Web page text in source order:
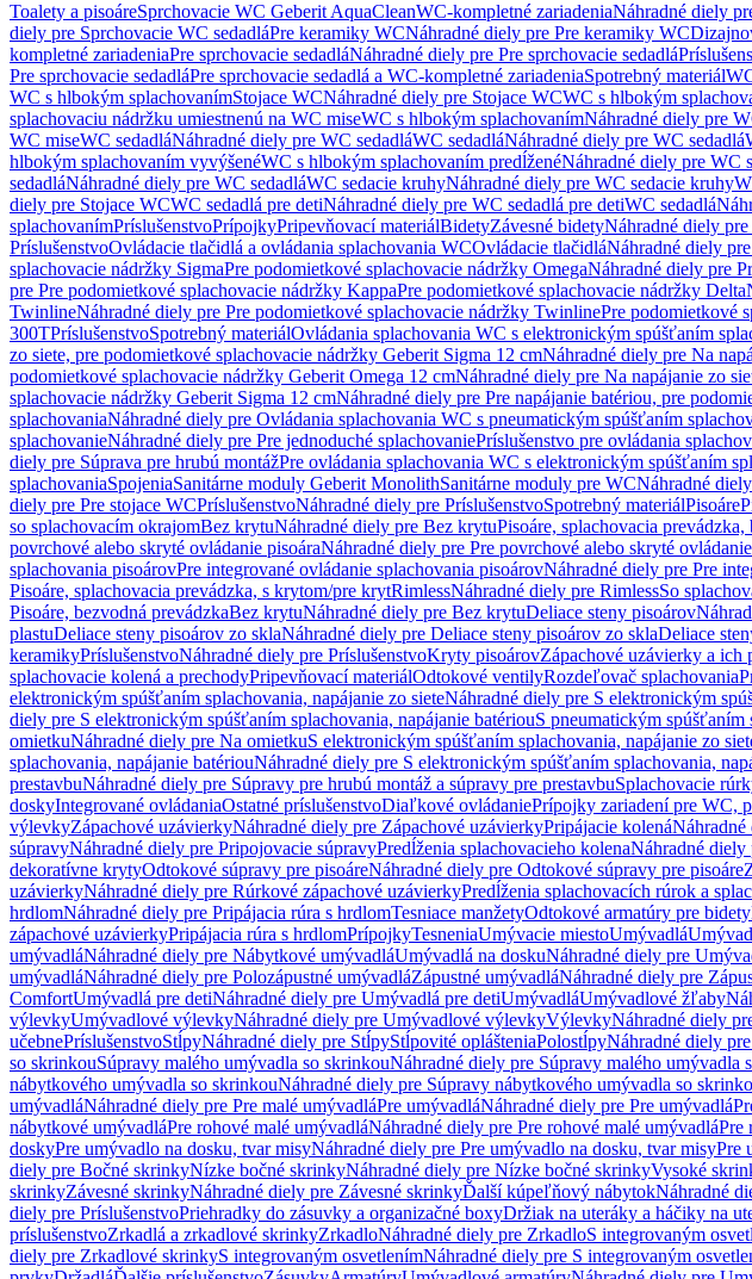
Toalety a pisoáreSprchovacie WC Geberit AquaCleanWC-kompletné zariadeniaNáhradné diely
diely pre Sprchovacie WC sedadláPre keramiky WCNáhradné diely pre Pre keramiky WC
kompletné zariadeniaPre sprchovacie sedadláNáhradné diely pre Pre sprchovacie sedadlá
Pre sprchovacie sedadláPre sprchovacie sedadlá a WC-kompletné zariadeniaSpotrebný materiál
WC s hlbokým splachovanímStojace WCNáhradné diely pre Stojace WCWC s hlbokým
splachovaciu nádržku umiestnenú na WC miseWC s hlbokým splachovanímNáhradné diely pre
WC miseWC sedadláNáhradné diely pre WC sedadláWC sedadláNáhradné diely pre WC sedadlá
hlbokým splachovaním vyvýšenéWC s hlbokým splachovaním predĺženéNáhradné diely pre WC
sedadláNáhradné diely pre WC sedadláWC sedacie kruhyNáhradné diely pre WC sedacie kruhy
diely pre Stojace WCWC sedadlá pre detiNáhradné diely pre WC sedadlá pre detiWC sedadlá
splachovanímPríslušenstvoPrípojkyPripevňovací materiálBidetyZávesné bidetyNáhradné diely
PríslušenstvoOvládacie tlačidlá a ovládania splachovania WCOvládacie tlačidláNáhradné diely
splachovacie nádržky SigmaPre podomietkové splachovacie nádržky OmegaNáhradné diely pre
pre Pre podomietkové splachovacie nádržky KappaPre podomietkové splachovacie nádržky Delta
TwinlineNáhradné diely pre Pre podomietkové splachovacie nádržky TwinlinePre podomietkové
300TPríslušenstvoSpotrebný materiálOvládania splachovania WC s elektronickým spúšťaním
zo siete, pre podomietkové splachovacie nádržky Geberit Sigma 12 cmNáhradné diely pre Na
podomietkové splachovacie nádržky Geberit Omega 12 cmNáhradné diely pre Na napájanie zo
splachovacie nádržky Geberit Sigma 12 cmNáhradné diely pre Pre napájanie batériou, pre
splachovaniaNáhradné diely pre Ovládania splachovania WC s pneumatickým spúšťaním
splachovanieNáhradné diely pre Pre jednoduché splachovaniePríslušenstvo pre ovládania
diely pre Súprava pre hrubú montážPre ovládania splachovania WC s elektronickým spúšťaním
splachovaniaSpojeniaSanitárne moduly Geberit MonolithSanitárne moduly pre WCNáhradné
diely pre Pre stojace WCPríslušenstvoNáhradné diely pre PríslušenstvoSpotrebný materiálPisoáre
so splachovacím okrajomBez krytuNáhradné diely pre Bez krytuPisoáre, splachovacia
povrchové alebo skryté ovládanie pisoáraNáhradné diely pre Pre povrchové alebo skryté
splachovania pisoárovPre integrované ovládanie splachovania pisoárovNáhradné diely pre Pre
Pisoáre, splachovacia prevádzka, s krytom/pre krytRimlessNáhradné diely pre RimlessSo
Pisoáre, bezvodná prevádzkaBez krytuNáhradné diely pre Bez krytuDeliace steny pisoárov
plastuDeliace steny pisoárov zo sklaNáhradné diely pre Deliace steny pisoárov zo sklaDeliace
keramikyPríslušenstvoNáhradné diely pre PríslušenstvoKryty pisoárovZápachové uzávierky a ich
splachovacie kolená a prechodyPripevňovací materiálOdtokové ventilyRozdeľovač splachovania
elektronickým spúšťaním splachovania, napájanie zo sieteNáhradné diely pre S elektronickým
diely pre S elektronickým spúšťaním splachovania, napájanie batériouS pneumatickým spúšťaním
omietkuNáhradné diely pre Na omietkuS elektronickým spúšťaním splachovania, napájanie zo
splachovania, napájanie batériouNáhradné diely pre S elektronickým spúšťaním splachovania,
prestavbuNáhradné diely pre Súpravy pre hrubú montáž a súpravy pre prestavbuSplachovacie
doskyIntegrované ovládaniaOstatné príslušenstvoDiaľkové ovládaniePrípojky zariadení pre WC,
výlevkyZápachové uzávierkyNáhradné diely pre Zápachové uzávierkyPripájacie kolenáNáhradné
súpravyNáhradné diely pre Pripojovacie súpravyPredĺženia splachovacieho kolenaNáhradné diely
dekoratívne krytyOdtokové súpravy pre pisoáreNáhradné diely pre Odtokové súpravy pre pisoáre
uzávierkyNáhradné diely pre Rúrkové zápachové uzávierkyPredĺženia splachovacích rúrok a
hrdlomNáhradné diely pre Pripájacia rúra s hrdlomTesniace manžetyOdtokové armatúry pre bidety
zápachové uzávierkyPripájacia rúra s hrdlomPrípojkyTesneniaUmývacie miestoUmývadlá
umývadláNáhradné diely pre Nábytkové umývadláUmývadlá na doskuNáhradné diely pre
umývadláNáhradné diely pre Polozápustné umývadláZápustné umývadláNáhradné diely pre
ComfortUmývadlá pre detiNáhradné diely pre Umývadlá pre detiUmývadláUmývadlové žľaby
výlevkyUmývadlové výlevkyNáhradné diely pre Umývadlové výlevkyVýlevkyNáhradné diely
učebnePríslušenstvoStĺpyNáhradné diely pre StĺpyStĺpovité oplášteniaPolostĺpyNáhradné diely
so skrinkouSúpravy malého umývadla so skrinkouNáhradné diely pre Súpravy malého umývadla
nábytkového umývadla so skrinkouNáhradné diely pre Súpravy nábytkového umývadla so
umývadláNáhradné diely pre Pre malé umývadláPre umývadláNáhradné diely pre Pre umývadlá
nábytkové umývadláPre rohové malé umývadláNáhradné diely pre Pre rohové malé umývadláPre
doskyPre umývadlo na dosku, tvar misyNáhradné diely pre Pre umývadlo na dosku, tvar misyPre
diely pre Bočné skrinkyNízke bočné skrinkyNáhradné diely pre Nízke bočné skrinkyVysoké
skrinkyZávesné skrinkyNáhradné diely pre Závesné skrinkyĎalší kúpeľňový nábytokNáhradné
diely pre PríslušenstvoPriehradky do zásuvky a organizačné boxyDržiak na uteráky a háčiky na
príslušenstvoZrkadlá a zrkadlové skrinkyZrkadloNáhradné diely pre ZrkadloS integrovaným
diely pre Zrkadlové skrinkyS integrovaným osvetlenímNáhradné diely pre S integrovaným